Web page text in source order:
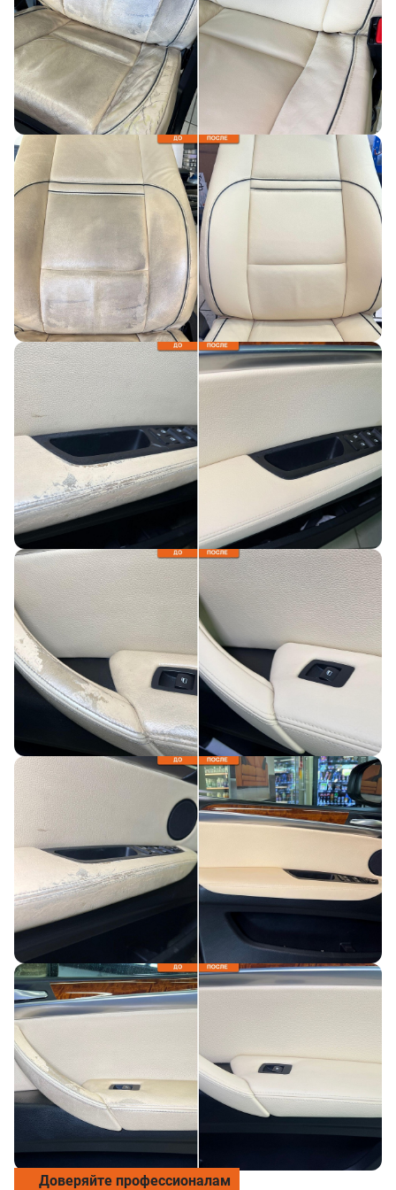
Доверяйте профессионалам
данных
Отправить
Наш менеджер свяжется с вами
в ближайшее время!